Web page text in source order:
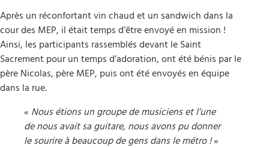
Après un réconfortant vin chaud et un sandwich dans la
cour des MEP, il était temps d’être envoyé en mission !
Ainsi, les participants rassemblés devant le Saint
Sacrement pour un temps d’adoration, ont été bénis par le
père Nicolas, père MEP, puis ont été envoyés en équipe
dans la rue.
« Nous étions un groupe de musiciens et l’une
de nous avait sa guitare, nous avons pu donner
le sourire à beaucoup de gens dans le métro !»